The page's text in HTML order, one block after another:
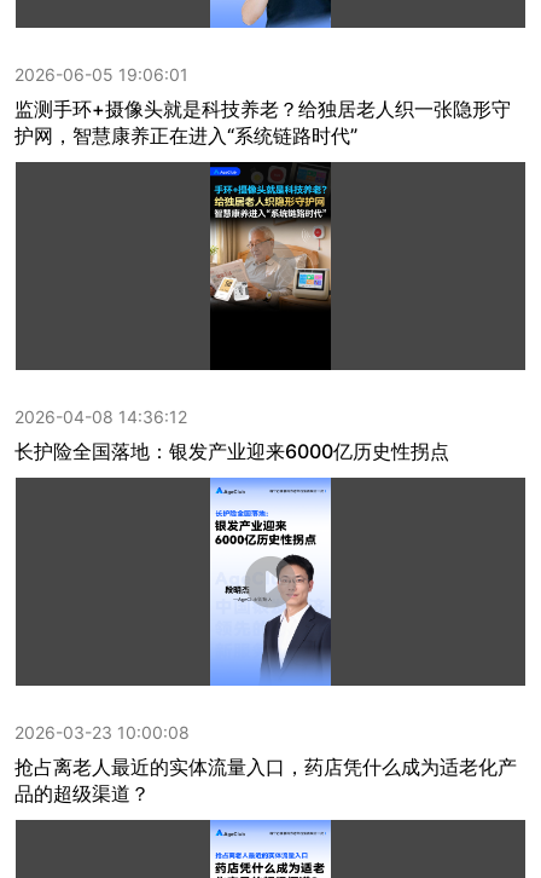
2026-06-05 19:06:01
监测手环+摄像头就是科技养老？给独居老人织一张隐形守
护网，智慧康养正在进入“系统链路时代”
2026-04-08 14:36:12
长护险全国落地：银发产业迎来6000亿历史性拐点
2026-03-23 10:00:08
抢占离老人最近的实体流量入口，药店凭什么成为适老化产
品的超级渠道？